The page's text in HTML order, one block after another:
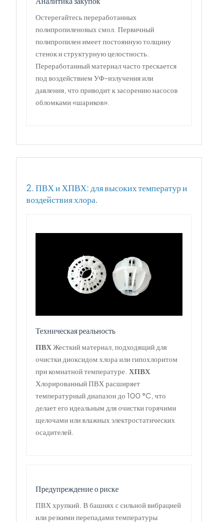
Остерегайтесь переработанных
полипропиленовых смол. Первичный
полипропилен имеет постоянную толщину
стенок и структурную целостность.
Переработанный материал часто трескается
под воздействием УФ-излучения или
давления, что приводит к засорению насосов
обломками «шариков».
2. ПВХ и ХПВХ: для высоких температур и
воздействия хлора.
Техническая реальность
ПВХ Жесткий материал, подходящий для
очистки диоксидом хлора или гипохлоритом
при комнатной температуре.ХПВХ
Хлорированный ПВХ расширяет
температурный диапазон до 100 °C, что
делает его идеальным для очистки горячими
щелочами или влажных электростатических
осадителей.
Предупреждение о риске
ПВХ хрупкий. В башнях с сильной вибрацией
или резкими перепадами температуры